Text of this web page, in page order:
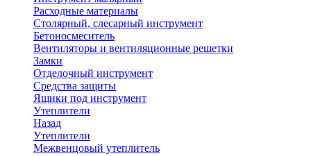
Расходные материалы
Столярный, слесарный инструмент
Бетоносмеситель
Вентиляторы и вентиляционные решетки
Замки
Отделочный инструмент
Средства защиты
Ящики под инструмент
Утеплители
Назад
Утеплители
Межвенцовый утеплитель